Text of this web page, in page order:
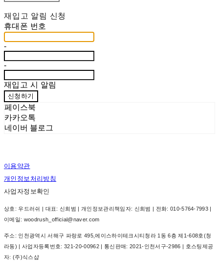
재입고 알림 신청
휴대폰 번호
-
-
재입고 시 알림
신청하기
페이스북
카카오톡
네이버 블로그
이용약관
개인정보처리방침
사업자정보확인
상호: 우드러쉬 | 대표: 신희범 | 개인정보관리책임자: 신희범 | 전화: 010-5764-7993 |
이메일: woodrush_official@naver.com
주소: 인천광역시 서해구 파랑로 495,에이스하이테크시티청라 1동 6층 제1-608호(청
라동) | 사업자등록번호: 321-20-00962| 통신판매: 2021-인천서구-2986 | 호스팅제공
자: (주)식스샵